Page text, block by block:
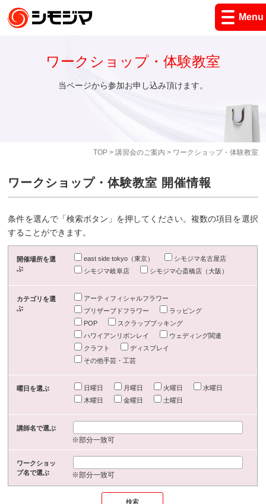
Menu
TOP> 講習会のご案内 > ワークショップ・体験教室
ワークショップ・体験教室
当ページから参加お申し込み頂けます。
ワークショップ・体験教室 開催情報
条件を選んで「検索ボタン」を押してください。複数の項目を選択
することができます。
開催場所を選
ぶ
east side tokyo（東京）
シモジマ名古屋店
シモジマ岐阜店
シモジマ心斎橋店（大阪）
カテゴリを選
ぶ
アーティフィシャルフラワー
プリザーブドフラワー
ラッピング
POP
スクラップブッキング
ハワイアンリボンレイ
ウェディング関連
クラフト
ディスプレイ
その他手芸・工芸
曜日を選ぶ 日曜日 月曜日 火曜日
水曜日
木曜日
金曜日 土曜日
講師名で選ぶ
※部分一致可
ワークショッ
プ名で選ぶ
※部分一致可